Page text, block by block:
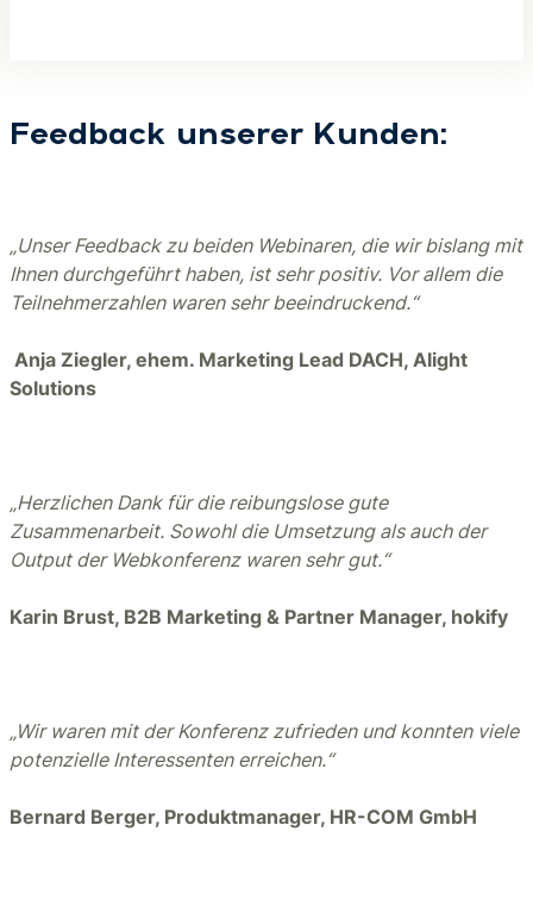
Feedback unserer Kunden:
„Unser Feedback zu beiden Webinaren, die wir bislang mit
Ihnen durchgeführt haben, ist sehr positiv. Vor allem die
Teilnehmerzahlen waren sehr beeindruckend.“
Anja Ziegler, ehem. Marketing Lead DACH, Alight
Solutions
„Herzlichen Dank für die reibungslose gute
Zusammenarbeit. Sowohl die Umsetzung als auch der
Output der Webkonferenz waren sehr gut.“
Karin Brust, B2B Marketing & Partner Manager, hokify
„Wir waren mit der Konferenz zufrieden und konnten viele
potenzielle Interessenten erreichen.“
Bernard Berger, Produktmanager, HR-COM GmbH